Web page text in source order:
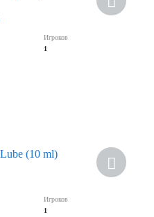
Игроков
1
Игроков
1